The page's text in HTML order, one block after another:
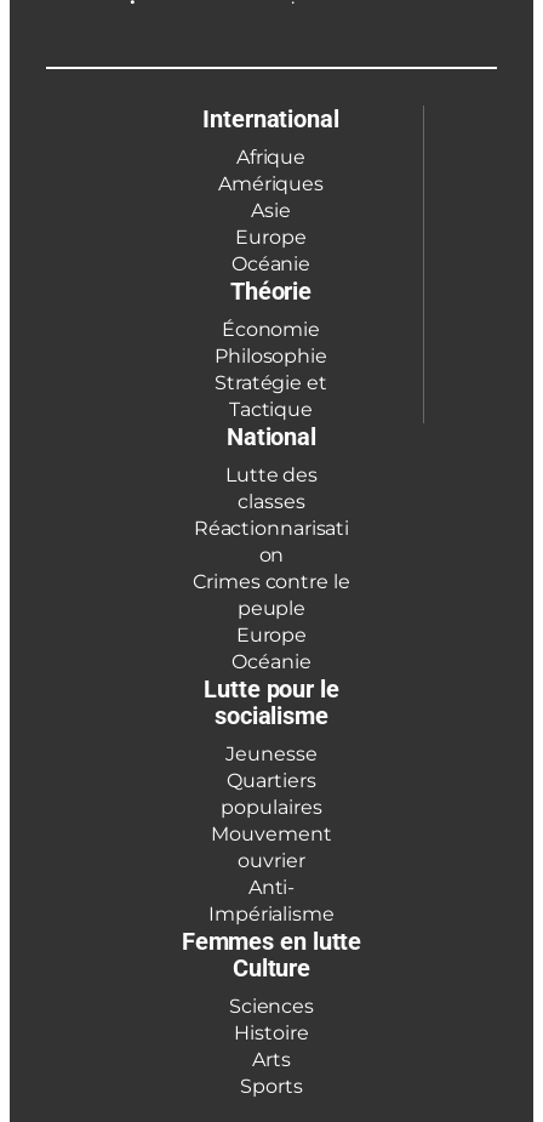
International
Afrique
Amériques
Asie
Europe
Océanie
Théorie
Économie
Philosophie
Stratégie et
Tactique
National
Lutte des
classes
Réactionnarisati
on
Crimes contre le
peuple
Europe
Océanie
Lutte pour le
socialisme
Jeunesse
Quartiers
populaires
Mouvement
ouvrier
Anti-
Impérialisme
Femmes en lutte
Culture
Sciences
Histoire
Arts
Sports